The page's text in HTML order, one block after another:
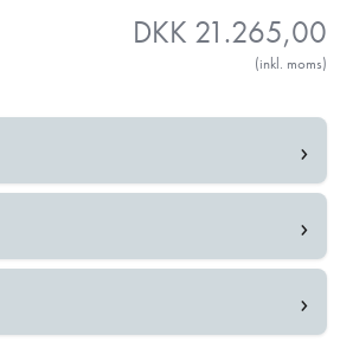
DKK 21.265,00
(inkl. moms)
›
›
›